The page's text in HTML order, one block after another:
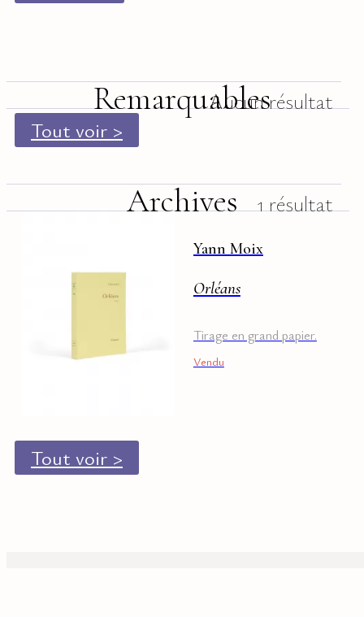
RemarquablesAucun résultat
Tout voir >
Archives 1 résultat
Yann Moix
Orléans
Tirage en grand papier.
Vendu
Tout voir >